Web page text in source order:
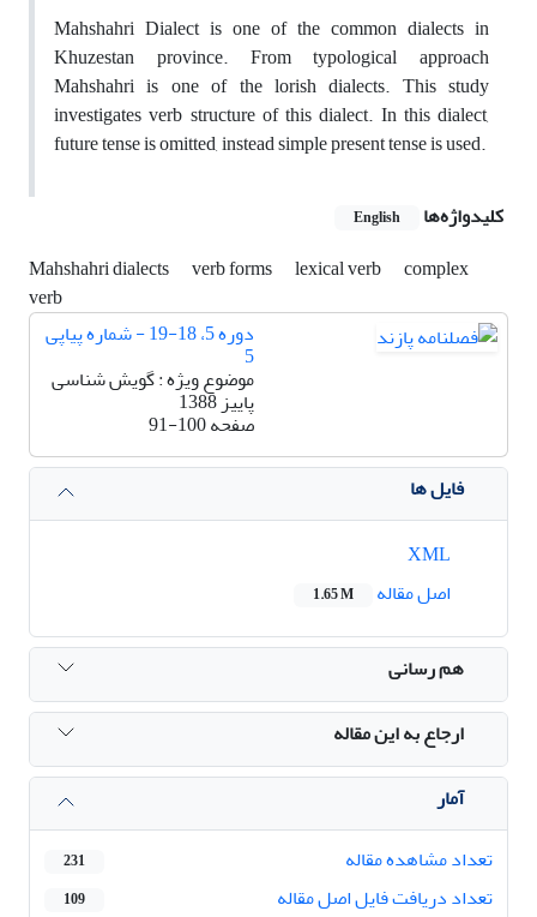
Mahshahri Dialect is one of the common dialects in
Khuzestan province. From typological approach
Mahshahri is one of the lorish dialects. This study
investigates verb structure of this dialect. In this dialect,
future tense is omitted, instead simple present tense is used.
کلیدواژه‌ها
English
Mahshahri dialects verb forms lexical verb
complex
verb
دوره 5، 18-19 - شماره پیاپی
5
موضوع ویژه : گویش شناسی
پاییز 1388
صفحه91-100
فایل ها
اصل مقاله
1.65 M
هم رسانی
ارجاع به این مقاله
آمار
تعداد مشاهده مقاله
231
تعداد دریافت فایل اصل مقاله 109